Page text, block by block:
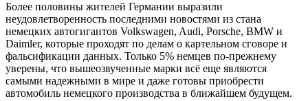
Более половины жителей Германии выразили
неудовлетворенность последними новостями из стана
немецких автогигантов Volkswagen, Audi, Porsche, BMW и
Daimler, которые проходят по делам о картельном сговоре и
фальсификации данных. Только 5% немцев по-прежнему
уверены, что вышеозвученные марки всё еще являются
самыми надежными в мире и даже готовы приобрести
автомобиль немецкого производства в ближайшем будущем.